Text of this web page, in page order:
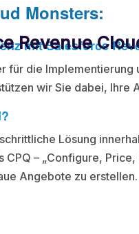
Monsters:
Revenue
mit Salesforce
für die
wir Sie dabei,
Lösung
– „Configure,
Angebote zu erstellen.